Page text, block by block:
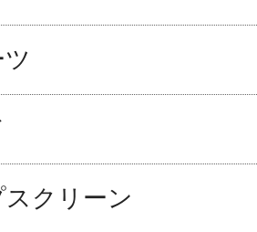
クリーン